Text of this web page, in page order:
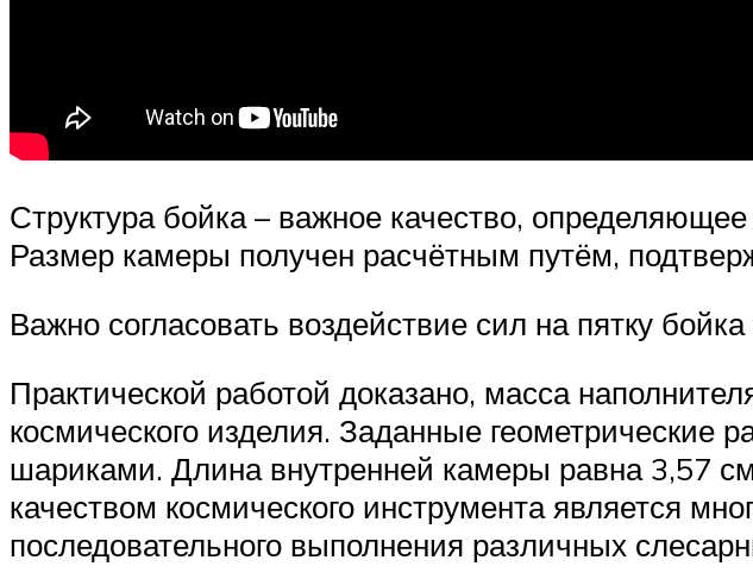
Структура бойка – важное качество,
Размер камеры получен расчётным путём,
Важно согласовать воздействие сил на пятку
Практической работой доказано, масса
космического изделия. Заданные
шариками. Длина внутренней камеры равна 3,57
качеством космического инструмента является
последовательного выполнения различных